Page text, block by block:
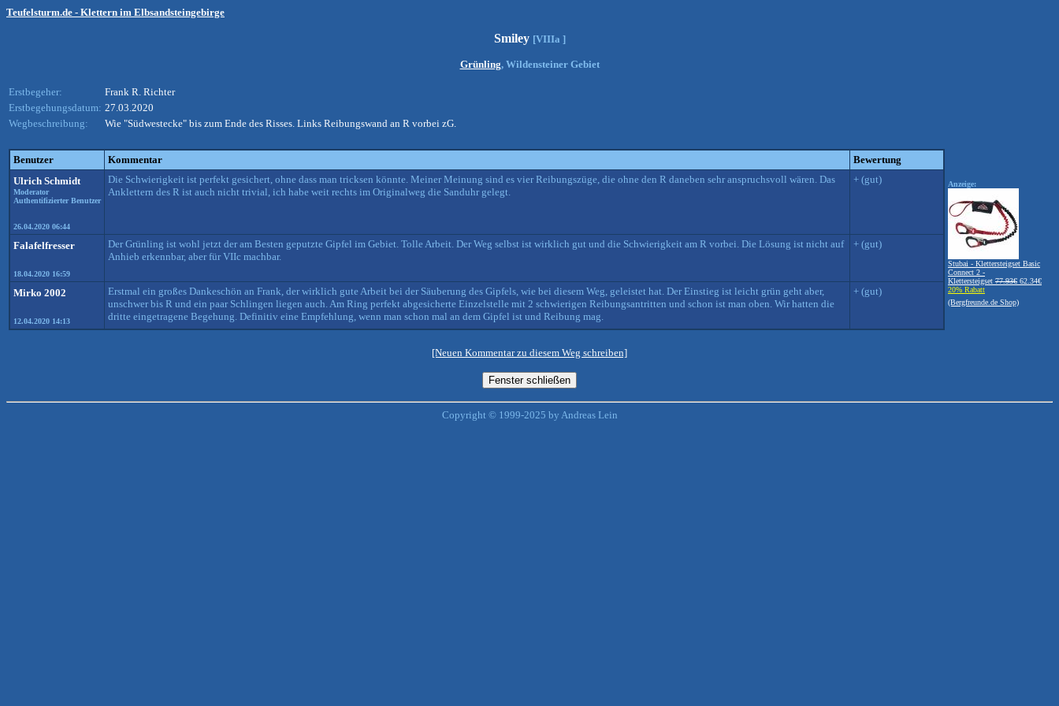
Teufelsturm.de - Klettern im Elbsandsteingebirge
Smiley [VIIIa ]
Grünling, Wildensteiner Gebiet
Erstbegeher:
Frank R. Richter
Erstbegehungsdatum: 27.03.2020
Wegbeschreibung:
Wie "Südwestecke" bis zum Ende des Risses. Links Reibungswand an R vorbei zG.
Benutzer Kommentar
Bewertung
Ulrich Schmidt
Moderator
Authentifizierter Benutzer
26.04.2020 06:44
Die Schwierigkeit ist perfekt gesichert, ohne dass man tricksen könnte. Meiner Meinung sind es vier Reibungszüge, die ohne den R daneben sehr anspruchsvoll wären. Das
Anklettern des R ist auch nicht trivial, ich habe weit rechts im Originalweg die Sanduhr gelegt.
+ (gut)
Falafelfresser
18.04.2020 16:59
Der Grünling ist wohl jetzt der am Besten geputzte Gipfel im Gebiet. Tolle Arbeit. Der Weg selbst ist wirklich gut und die Schwierigkeit am R vorbei. Die Lösung ist nicht auf
Anhieb erkennbar, aber für VIIc machbar.
+ (gut)
Mirko 2002
12.04.2020 14:13
Erstmal ein großes Dankeschön an Frank, der wirklich gute Arbeit bei der Säuberung des Gipfels, wie bei diesem Weg, geleistet hat. Der Einstieg ist leicht grün geht aber,
unschwer bis R und ein paar Schlingen liegen auch. Am Ring perfekt abgesicherte Einzelstelle mit 2 schwierigen Reibungsantritten und schon ist man oben. Wir hatten die
dritte eingetragene Begehung. Definitiv eine Empfehlung, wenn man schon mal an dem Gipfel ist und Reibung mag.
+ (gut)
Anzeige:
Stubai - Klettersteigset Basic
Connect 2 -
Klettersteigset 77.93€ 62.34€
20% Rabatt
(Bergfreunde.de Shop)
[Neuen Kommentar zu diesem Weg schreiben]
Copyright © 1999-2025 by Andreas Lein